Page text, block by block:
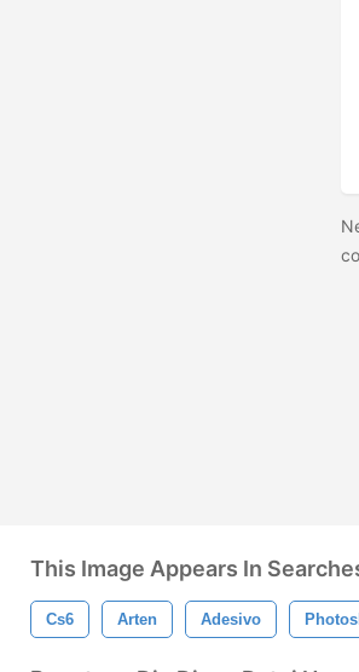
This Image Appears In
Cs6 Arten Adesivo